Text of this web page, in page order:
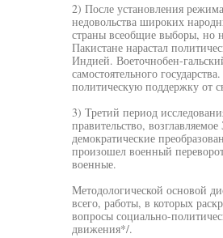
2) После установления
недовольства широких
страны всеобщие выборы, но
Пакистане нарастал
Индией. Воеточнобен-
самостоятельного
политическую поддержку от
3) Третий период
правительство,
демократические
произошел военный
военные.
Методологической основой
всего, работы, в которых
вопросы социально-
движения*/.